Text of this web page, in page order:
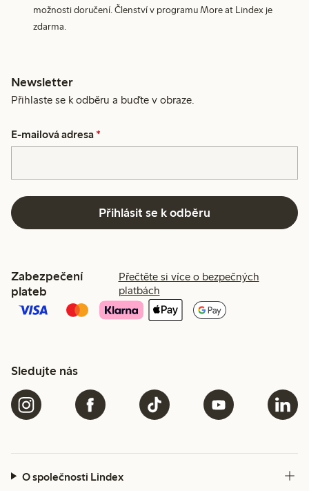
možnosti doručení. Členství v programu More at Lindex je
zdarma.
Newsletter
Přihlaste se k odběru a buďte v obraze.
E-mailová adresa *
Přihlásit se k odběru
Zabezpečení
plateb
Přečtěte si více o bezpečných
platbách
Sledujte nás
O společnosti Lindex